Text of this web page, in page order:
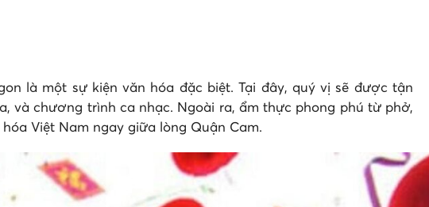
là một sự kiện văn hóa đặc biệt. Tại đây, quý vị sẽ được tận
và chương trình ca nhạc. Ngoài ra, ẩm thực phong phú từ phở,
Việt Nam ngay giữa lòng Quận Cam.